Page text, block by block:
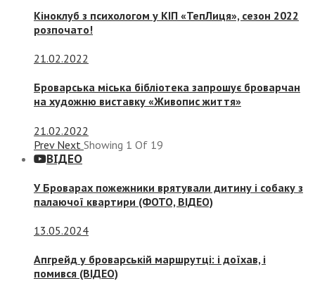
Кіноклуб з психологом у КІП «ТепЛиця», сезон 2022
розпочато!
21.02.2022
Броварська міська бібліотека запрошує броварчан
на художню виставку «Живопис життя»
21.02.2022
Prev Next Showing 1 Of 19
ВІДЕО
У Броварах пожежники врятували дитину і собаку з
палаючої квартири (ФОТО, ВІДЕО)
13.05.2024
Апгрейд у броварській маршрутці: і доїхав, і
помився (ВІДЕО)